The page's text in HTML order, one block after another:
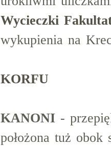
Wycieczki
wykupienia na
KORFU
KANONI -
położona tuż obok